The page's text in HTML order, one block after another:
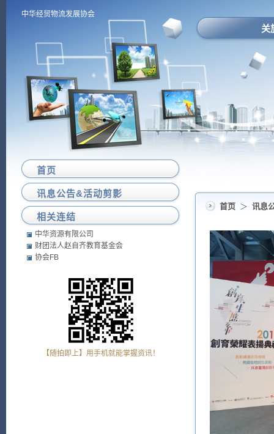
中华经贸物流发展协会
关
首页 ＞ 讯息
首页
讯息公告&活动剪影
相关连结
中华资源有限公司
财团法人赵自齐教育基金会
协会FB
【随拍即上】用手机就能掌握资讯！